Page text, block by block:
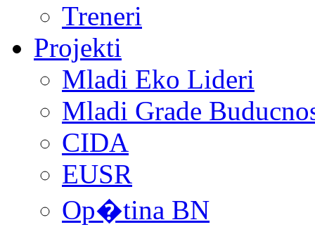
Treneri
Projekti
Mladi Eko Lideri
Mladi Grade
CIDA
EUSR
Op�tina BN